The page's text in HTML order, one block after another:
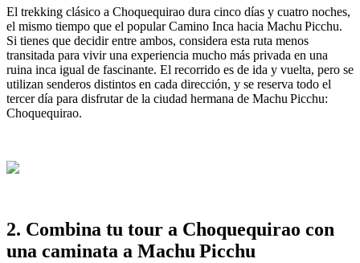
El trekking clásico a Choquequirao dura cinco días y cuatro noches,
el mismo tiempo que el popular Camino Inca hacia Machu Picchu.
Si tienes que decidir entre ambos, considera esta ruta menos
transitada para vivir una experiencia mucho más privada en una
ruina inca igual de fascinante. El recorrido es de ida y vuelta, pero se
utilizan senderos distintos en cada dirección, y se reserva todo el
tercer día para disfrutar de la ciudad hermana de Machu Picchu:
Choquequirao.
2. Combina tu tour a Choquequirao con
una caminata a Machu Picchu